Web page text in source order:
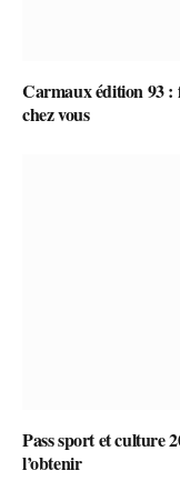
Carmaux édition 93 :
chez vous
Pass sport et culture
l’obtenir